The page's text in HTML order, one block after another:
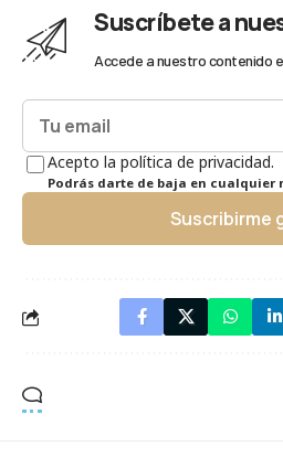
Suscríbete a
Accede a nuestro contenido
Acepto la política de privacidad.
Podrás darte de baja en cualquier
Suscribirme